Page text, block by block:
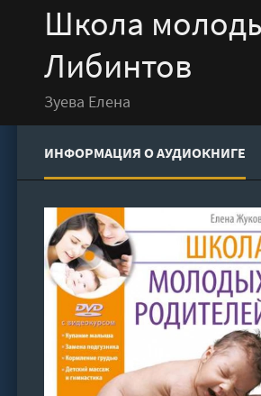
Школа
Либинтов
Зуева Елена
ИНФОРМАЦИЯ О АУДИОКНИГЕ